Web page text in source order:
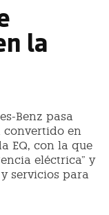
la
Benz pasa
convertido en
EQ, con la que
eléctrica” y
servicios para